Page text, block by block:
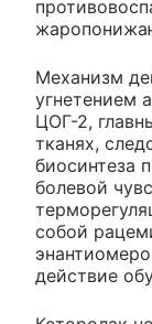
Механизм
угнетением
ЦОГ-2,
тканях,
биосинтеза
болевой
собой
действие